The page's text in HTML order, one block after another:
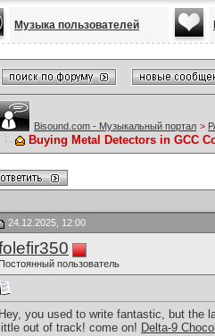
Музыка пользователей
Bisound.com - Музыкальный портал >
Buying Metal Detectors in GCC
24.12.2025, 12:00
Постоянный пользователь
Hey, you used to write fantastic, but the
little out of track! come on! Delta-9